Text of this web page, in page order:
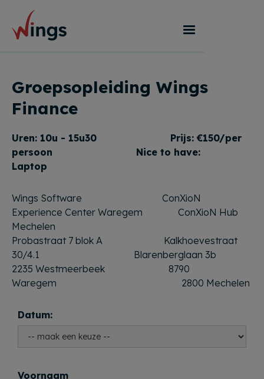
Groepsopleiding Wings
Finance
Uren: 10u - 15u30 Prijs: €150/per
persoon
Nice to have:
Laptop
Wings Software ConXioN
Experience Center Waregem ConXioN Hub
Mechelen
Probastraat 7 blok A Kalkhoevestraat
30/4.1 Blarenberglaan 3b
2235 Westmeerbeek 8790
Waregem 2800 Mechelen
Datum:
Voornaam